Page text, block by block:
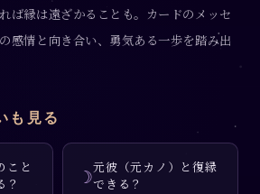
ば縁は遠ざかることも。カードのメッセ
感情と向き合い、勇気ある一歩を踏み出
も見る
こと
？
☽元彼（元カノ）と復縁
できる？